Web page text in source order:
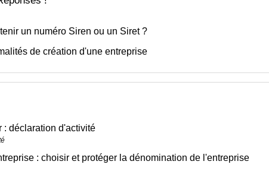
un numéro Siren ou un Siret ?
de création d'une entreprise
: déclaration d'activité
: choisir et protéger la dénomination de l'entreprise